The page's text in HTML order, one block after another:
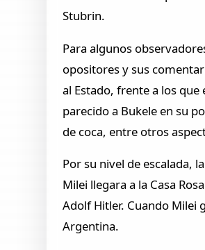
Stubrin.
Para algunos
opositores y sus
al Estado, frente a los
parecido a Bukele en su
de coca, entre otros
Por su nivel de escalada,
Milei llegara a la Casa
Adolf Hitler. Cuando Milei
Argentina.